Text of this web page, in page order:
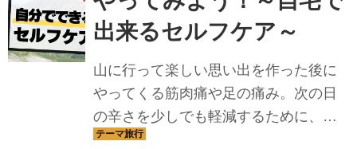
出来るセルフケア～
山に行って楽しい思い出を作った後に
やってくる筋肉痛や足の痛み。次の日
の辛さを少しでも軽減するために、自
宅でできる簡単セルフケアについてご